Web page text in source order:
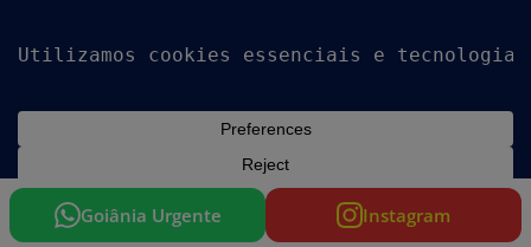
reservados.
Tema:ColorMagpor ThemeGrill. Powered byWordPress
Goiânia Urgente Instagram